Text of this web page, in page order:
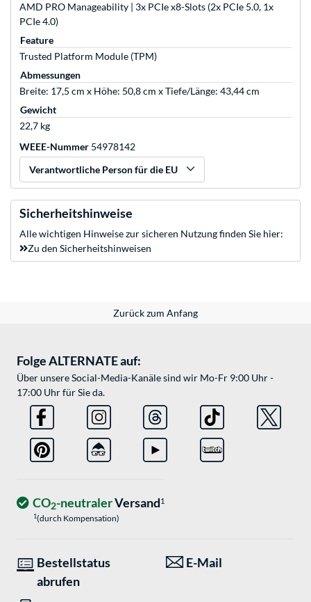
AMD PRO Manageability | 3x PCIe x8-Slots (2x PCIe 5.0, 1x
PCIe 4.0)
Feature
Trusted Platform Module (TPM)
Abmessungen
Breite: 17,5 cm x Höhe: 50,8 cm x Tiefe/Länge: 43,44 cm
Gewicht
22,7 kg
WEEE-Nummer 54978142
Verantwortliche Person für die EU
Sicherheitshinweise
Alle wichtigen Hinweise zur sicheren Nutzung finden Sie hier:
Zu den Sicherheitshinweisen
Zurück zum Anfang
Folge ALTERNATE auf:
Über unsere Social-Media-Kanäle sind wir Mo-Fr 9:00 Uhr -
17:00 Uhr für Sie da.
CO2-neutralerVersand1
1(durch Kompensation)
Bestellstatus
abrufen
E-Mail